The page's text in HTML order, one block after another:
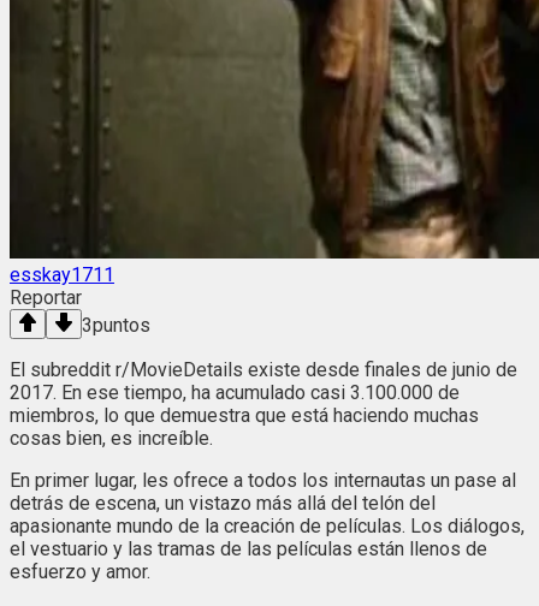
esskay1711
Reportar
3puntos
El subreddit r/MovieDetails existe desde finales de junio de
2017. En ese tiempo, ha acumulado casi 3.100.000 de
miembros, lo que demuestra que está haciendo muchas
cosas bien, es increíble.
En primer lugar, les ofrece a todos los internautas un pase al
detrás de escena, un vistazo más allá del telón del
apasionante mundo de la creación de películas. Los diálogos,
el vestuario y las tramas de las películas están llenos de
esfuerzo y amor.